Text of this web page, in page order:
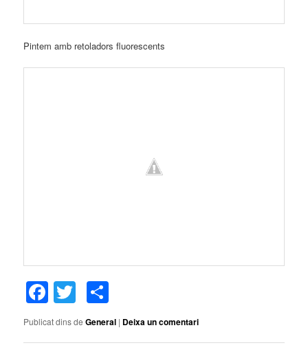
Pintem amb retoladors fluorescents
Facebook
Twitter
Publicat dins de General | Deixa un comentari